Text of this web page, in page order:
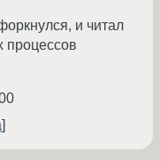
и читал
процессов